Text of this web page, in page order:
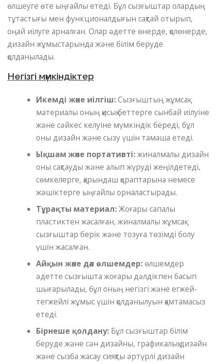
өлшеуге өте ыңғайлы етеді. Бұл сызғыштар олардың
тұтастығы мен функционалдығын сақтай отырып,
оңай иілуге ​​арналған. Олар әдетте өнерде, қолөнерде,
дизайн жұмыстарында және білім беруде
қолданылады.
Негізгі мүмкіндіктер
Икемді және иілгіш:Сызғыштың жұмсақ
материалы оның қисық беттерге сынбай иілуіне
және сәйкес келуіне мүмкіндік береді, бұл
оны дизайн және сызу үшін тамаша етеді.
Ықшам және портативті:жиналмалы дизайн
оны сақтауды және алып жүруді жеңілдетеді,
сөмкелерге, қарындаш қораптарына немесе
жәшіктерге ыңғайлы орналастырады.
Тұрақты материал:Жоғары сапалы
пластиктен жасалған, жиналмалы жұмсақ
сызғыштар берік және тозуға төзімді болу
үшін жасалған.
Айқын және дәл өлшемдер: өлшемдер
әдетте сызғышта жоғары дәлдікпен басып
шығарылады, бұл оның негізгі және егжей-
тегжейлі жұмыс үшін қолданылуын қамтамасыз
етеді.
Бірнеше қолдану: Бұл сызғыштар білім
беруде және сән дизайны, графикалық дизайн
және сызба жасау сияқты әртүрлі дизайн